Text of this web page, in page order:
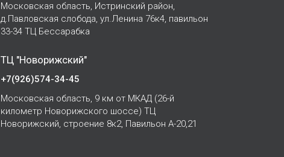
Московская область, Истринский район,
д.Павловская слобода, ул.Ленина 76к4, павильон
33-34 ТЦ Бессарабка
ТЦ "Новорижский"
+7(926)574-34-45
Московская область, 9 км от МКАД (26-й
километр Новорижского шоссе) ТЦ
Новорижский, строение 8к2, Павильон А-20,21